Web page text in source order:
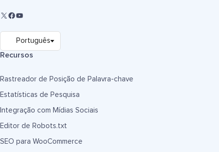
Recursos
Rastreador de Posição de Palavra-chave
Estatísticas de Pesquisa
Integração com Mídias Sociais
Editor de Robots.txt
SEO para WooCommerce